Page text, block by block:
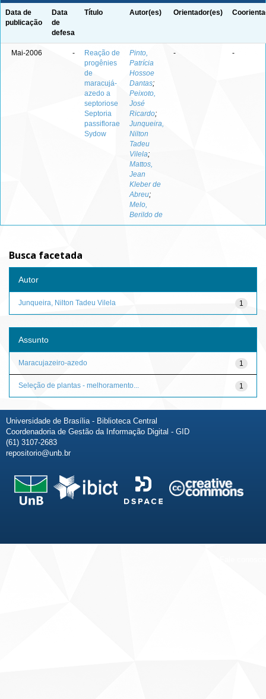
Data de
publicação
Data
de
defesa
Título Autor(es) Orientador(es)
Mai-2006 -
Reação de
progênies
de
maracujá-
azedo a
septoriose
Septoria
passiflorae
Sydow
Pinto,
Patrícia
Hossoe
Dantas;
Peixoto,
José
Ricardo;
Junqueira,
Nilton
Tadeu
Vilela;
Mattos,
Jean
Kleber de
Abreu;
Melo,
Berildo de
- -
Busca facetada
Autor
1
Junqueira, Nilton Tadeu Vilela
Assunto
1
Maracujazeiro-azedo
1
Seleção de plantas - melhoramento...
Universidade de Brasília - Biblioteca Central
Coordenadoria de Gestão da Informação Digital - GID
(61) 3107-2683
repositorio@unb.br